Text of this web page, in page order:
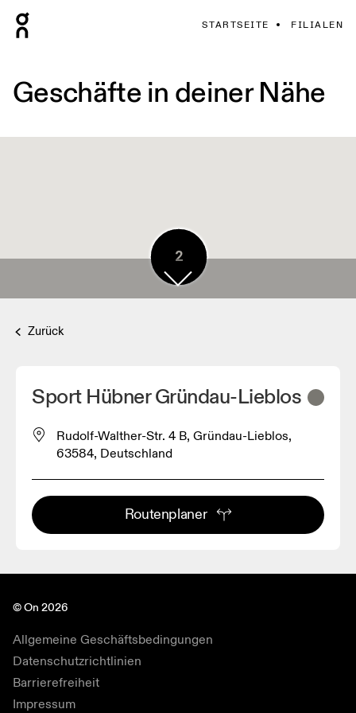
STARTSEITE FILIALEN
Geschäfte in deiner Nähe
2
2
Zurück
Sport Hübner Gründau-Lieblos
Rudolf-Walther-Str. 4 B, Gründau-Lieblos,
63584, Deutschland
Routenplaner
© On 2026
Allgemeine Geschäftsbedingungen
Datenschutzrichtlinien
Barrierefreiheit
Impressum